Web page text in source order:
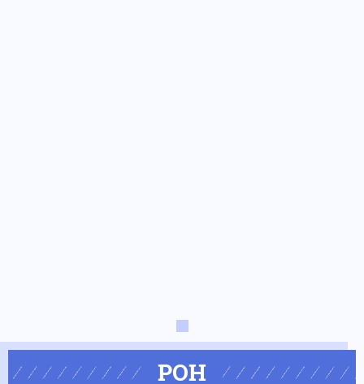
ΡΟΗ